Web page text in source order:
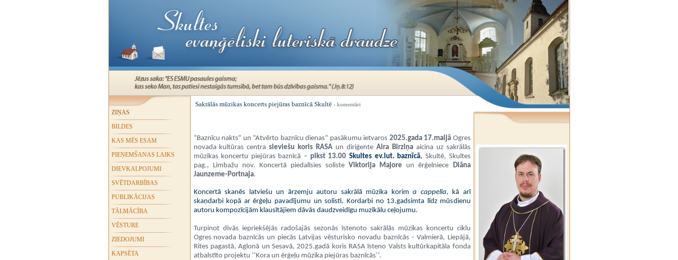
ZIŅAS
BILDES
KAS MĒS ESAM
PIEŅEMŠANAS LAIKS
DIEVKALPOJUMI
SVĒTDARBĪBAS
PUBLIKĀCIJAS
TĀLMĀCĪBA
VĒSTURE
ZIEDOJUMI
KAPSĒTA
Sakrālās mūzikas koncerts piejūras baznīcā Skultē- komentāri
“Baznīcu nakts” un “Atvērto baznīcu dienas” pasākumu ietvaros 2025.gada 17.maijā Ogres
novada kultūras centrasieviešu koris RASA un diriģente Aira Birziņaaicina uz sakrālās
mūzikas koncertu piejūras baznīcā – plkst 13.00 Skultes ev.lut. baznīcā, Skultē, Skultes
pag., Limbažu nov. Koncertā piedalīsies solisteViktorija Majore un ērģelniece
Diāna
Jaunzeme-Portnaja.
Koncertā skanēs latviešu un ārzemju autoru sakrālā mūzika korim a cappella, kā arī
skaņdarbi kopā ar ērģeļu pavadījumu un solisti. Kordarbi no 13.gadsimta līdz mūsdienu
autoru kompozīcijām klausītājiem dāvās daudzveidīgu muzikālu ceļojumu.
Turpinot divās iepriekšējās radošajās sezonās īstenoto sakrālās mūzikas koncertu ciklu
Ogres novada baznīcās un piecās Latvijas vēsturisko novadu baznīcās - Valmierā, Liepājā,
Rites pagastā, Aglonā un Sesavā, 2025.gadā koris RASA īsteno Valsts kultūrkapitāla fonda
atbalstīto projektu ’’ Kora un ērģeļu mūzika piejūras baznīcās’’.